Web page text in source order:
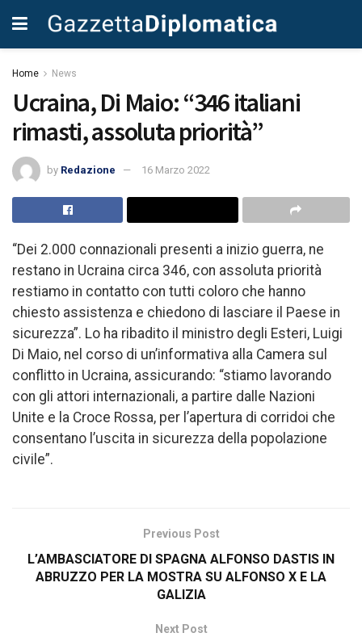
Home News
Ucraina, Di Maio: “346 italiani
rimasti, assoluta priorità”
by Redazione 16 Marzo 2022
“Dei 2.000 connazionali presenti a inizio guerra, ne
restano in Ucraina circa 346, con assoluta priorità
restiamo in contatto con tutti coloro che hanno
chiesto assistenza e chiedono di lasciare il Paese in
sicurezza”. Lo ha ribadito il ministro degli Esteri, Luigi
Di Maio, nel corso di un’informativa alla Camera sul
conflitto in Ucraina, assicurando: “stiamo lavorando
con gli attori internazionali, a partire dalle Nazioni
Unite e la Croce Rossa, per l’apertura di corridoi che
consentano l’uscita in sicurezza della popolazione
civile”.
Previous Post
L’AMBASCIATORE DI SPAGNA ALFONSO DASTIS IN
ABRUZZO PER LA MOSTRA SU ALFONSO X E LA
GALIZIA
Next Post